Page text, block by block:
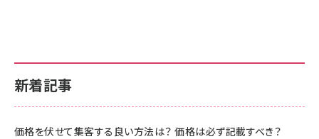
新着記事
価格を伏せて集客する良い方法は？ 価格は必ず記載すべき？